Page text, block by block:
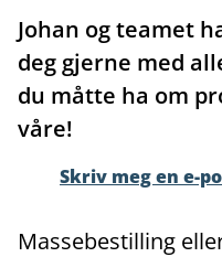
Johan og teamet
deg gjerne med
du måtte ha om
våre!
Skriv meg en e-
Massebestilling